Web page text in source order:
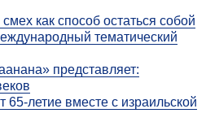
как способ остаться собой
тематический
представляет:
65-летие вместе с израильской